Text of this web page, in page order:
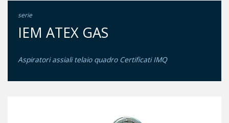
serie
IEM ATEX GAS
Aspiratori assiali telaio quadro Certificati IMQ